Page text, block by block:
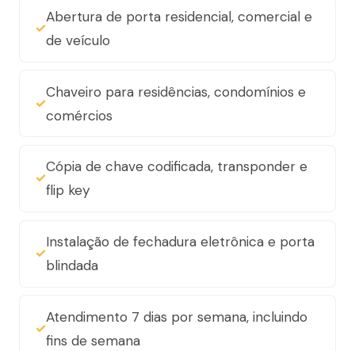
Abertura de porta residencial, comercial e
de veículo
Chaveiro para residências, condomínios e
comércios
Cópia de chave codificada, transponder e
flip key
Instalação de fechadura eletrônica e porta
blindada
Atendimento 7 dias por semana, incluindo
fins de semana